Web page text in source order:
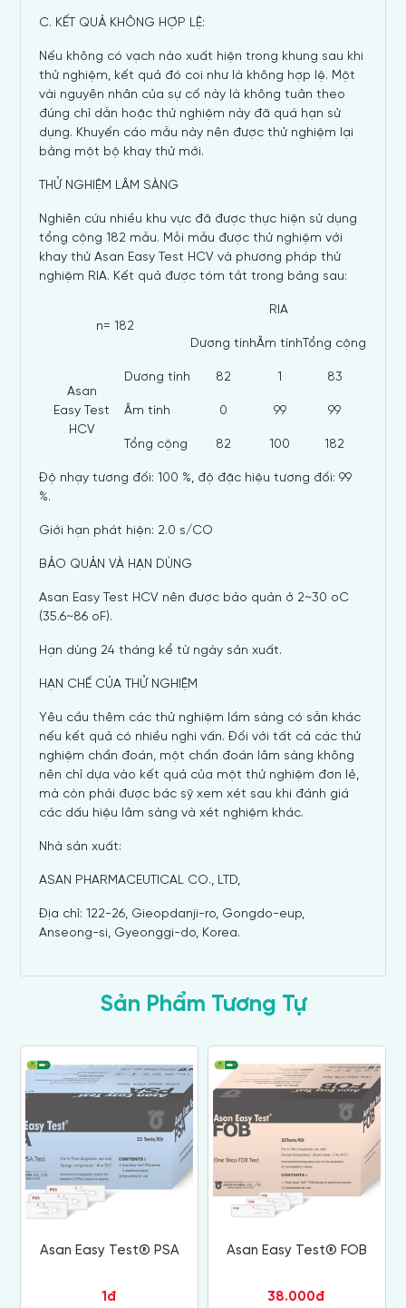
C. KẾT QUẢ KHÔNG HỢP LỆ:
Nếu không có vạch nào xuất hiện trong khung sau khi
thử nghiệm, kết quả đó coi như là không hợp lệ. Một
vài nguyên nhân của sự cố này là không tuân theo
đúng chỉ dẫn hoặc thử nghiệm này đã quá hạn sử
dụng. Khuyến cáo mẫu này nên được thử nghiệm lại
bằng một bộ khay thử mới.
THỬ NGHIỆM LÂM SÀNG
Nghiên cứu nhiều khu vực đã được thực hiện sử dụng
tổng cộng 182 mẫu. Mỗi mẫu được thử nghiệm với
khay thử Asan Easy Test HCV và phương pháp thử
nghiệm RIA. Kết quả được tóm tắt trong bảng sau:
n= 182
RIA
Dương tínhÂm tính Tổng cộng
Asan
Easy Test
HCV
Dương tính 82 1 83
Âm tính 0 99 99
Tổng cộng 82 100 182
Độ nhạy tương đối: 100 %, độ đặc hiệu tương đối: 99
%.
Giới hạn phát hiện: 2.0 s/CO
BẢO QUẢN VÀ HẠN DÙNG
Asan Easy Test HCV nên được bảo quản ở 2~30 oC
(35.6~86 o F).
Hạn dùng 24 tháng kể từ ngày sản xuất.
HẠN CHẾ CỦA THỬ NGHIỆM
Yêu cầu thêm các thử nghiệm lầm sàng có sẵn khác
nếu kết quả có nhiều nghi vấn. Đối với tất cả các thử
nghiệm chẩn đoán, một chẩn đoán lâm sàng không
nên chỉ dựa vào kết quả của một thử nghiệm đơn lẻ,
mà còn phải được bác sỹ xem xét sau khi đánh giá
các dấu hiệu lâm sàng và xét nghiệm khác.
Nhà sản xuất:
ASAN PHARMACEUTICAL CO., LTD,
Địa chỉ: 122-26, Gieopdanji-ro, Gongdo-eup,
Anseong-si, Gyeonggi-do, Korea.
Sản Phẩm Tương Tự
Asan Easy Test® PSA
1đ
Asan Easy Test® FOB
38.000đ